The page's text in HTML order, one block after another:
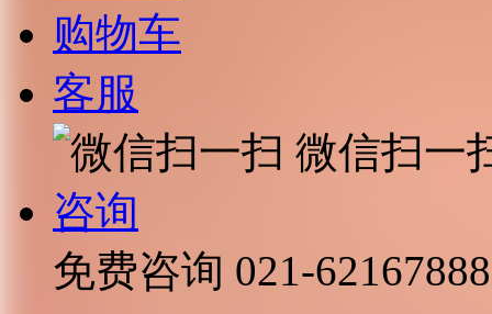
购物车
客服
微信扫一
咨询
免费咨询 021-62167888